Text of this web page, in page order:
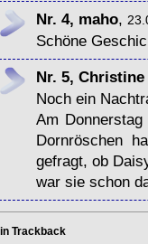
Nr. 4, maho,
Schöne
Nr. 5, Christine
Noch ein
Am
Dornröschen
gefragt, ob
war sie schon
Trackback